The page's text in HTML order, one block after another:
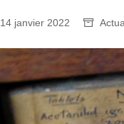
14 janvier 2022